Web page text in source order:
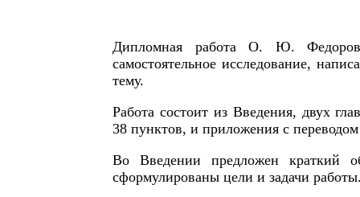
Дипломная работа О. Ю.
самостоятельное исследование,
тему.
Работа состоит из Введения, двух
38 пунктов, и приложения с
Во Введении предложен краткий
сформулированы цели и задачи